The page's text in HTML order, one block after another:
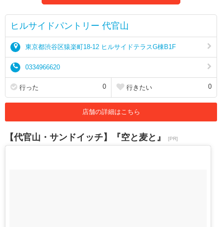
ヒルサイドパントリー 代官山
東京都渋谷区猿楽町18-12 ヒルサイドテラスG棟B1F
0334966620
行った 0 行きたい 0
店舗の詳細はこちら
【代官山・サンドイッチ】『空と麦と』 [PR]